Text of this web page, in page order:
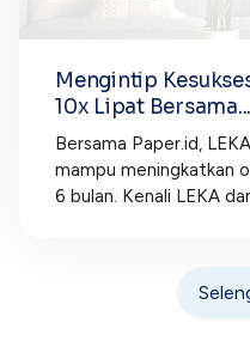
Mengintip
10x Lipat Bersama...
Bersama Paper.id,
mampu meningkatkan
6 bulan. Kenali LEKA